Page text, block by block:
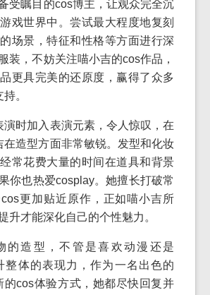
受瞩目的cos博主，让观众完全沉
戏世界中。尝试最大程度地复刻
场景，特征和性格等方面进行深
装，不妨关注喵小吉的cos作品，
更具完美的还原度，赢得了众多
。
演时加入表演元素，令人惊叹，在
在造型方面非常敏锐。发型和化妆
常花费大量的时间在道具和背景
你也热爱cosplay。她擅长打破常
更加贴近原作，正如喵小吉所
升才能深化自己的个性魅力。
的造型，不管是喜欢动漫还是
整体的表现力，作为一名出色的
的cos体验方式，她都尽快回复并